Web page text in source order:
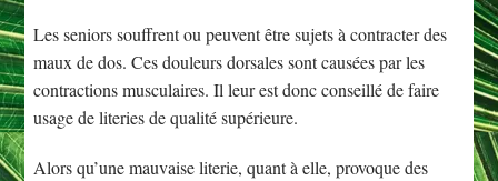
Les seniors souffrent ou peuvent être sujets à contracter des
maux de dos. Ces douleurs dorsales sont causées par les
contractions musculaires. Il leur est donc conseillé de faire
usage de literies de qualité supérieure.
Alors qu’une mauvaise literie, quant à elle, provoque des